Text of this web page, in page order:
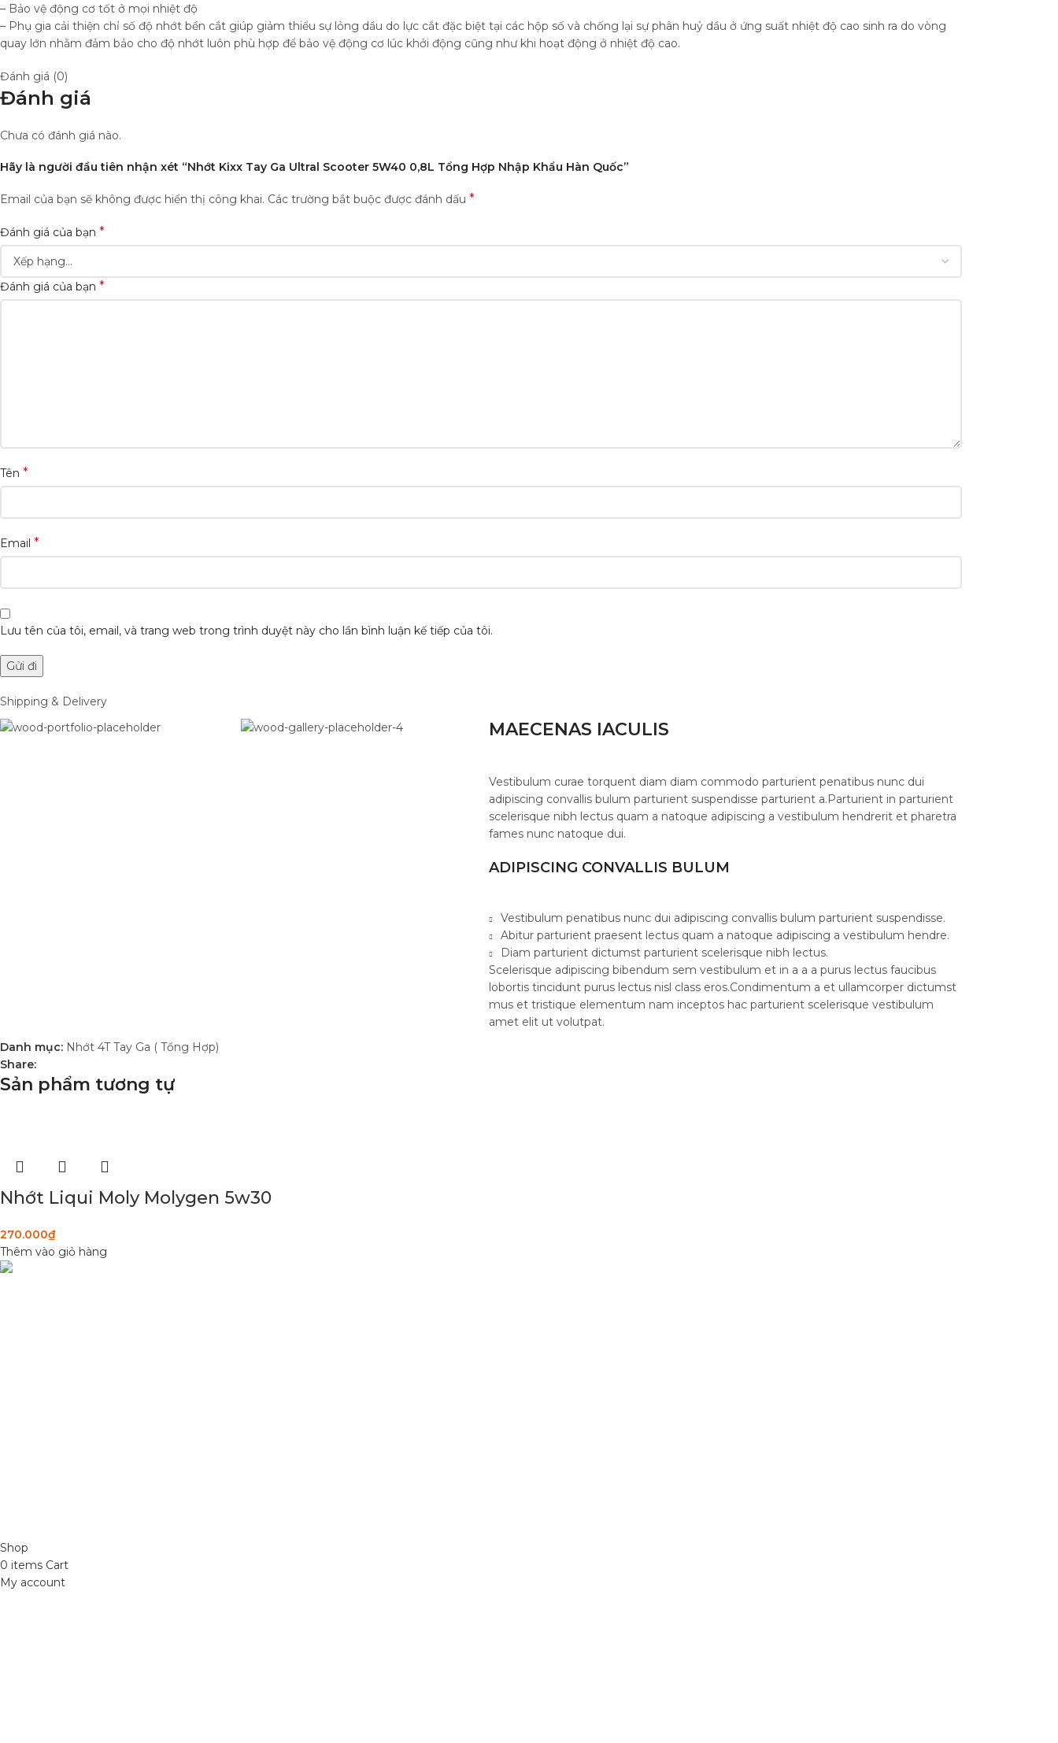
– Bảo vệ động cơ tốt ở mọi nhiệt độ
– Phụ gia cải thiện chỉ số độ nhớt bền cắt giúp giảm thiểu sự lỏng dầu do lực cắt đặc biệt tại các hộp số và chống lại sự phân huỷ dầu ở ứng suất nhiệt độ cao sinh ra do vòng
quay lớn nhằm đảm bảo cho độ nhớt luôn phù hợp để bảo vệ động cơ lúc khởi động cũng như khi hoạt động ở nhiệt độ cao.
Đánh giá (0)
Đánh giá
Chưa có đánh giá nào.
Hãy là người đầu tiên nhận xét “Nhớt Kixx Tay Ga Ultral Scooter 5W40 0,8L Tổng Hợp Nhập Khẩu Hàn Quốc”
Email của bạn sẽ không được hiển thị công khai. Các trường bắt buộc được đánh dấu *
Đánh giá của bạn *
Đánh giá của bạn *
Tên *
Email *
Lưu tên của tôi, email, và trang web trong trình duyệt này cho lần bình luận kế tiếp của tôi.
Shipping & Delivery
MAECENAS IACULIS
Vestibulum curae torquent diam diam commodo parturient penatibus nunc dui
adipiscing convallis bulum parturient suspendisse parturient a.Parturient in parturient
scelerisque nibh lectus quam a natoque adipiscing a vestibulum hendrerit et pharetra
fames nunc natoque dui.
ADIPISCING CONVALLIS BULUM
Vestibulum penatibus nunc dui adipiscing convallis bulum parturient suspendisse.
Abitur parturient praesent lectus quam a natoque adipiscing a vestibulum hendre.
Diam parturient dictumst parturient scelerisque nibh lectus.
Scelerisque adipiscing bibendum sem vestibulum et in a a a purus lectus faucibus
lobortis tincidunt purus lectus nisl class eros.Condimentum a et ullamcorper dictumst
mus et tristique elementum nam inceptos hac parturient scelerisque vestibulum
amet elit ut volutpat.
Danh mục: Nhớt 4T Tay Ga ( Tổng Hợp)
Share:
Sản phẩm tương tự
Nhớt Liqui Moly Molygen 5w30
270.000₫
Thêm vào giỏ hàng
Shop
0 items Cart
My account